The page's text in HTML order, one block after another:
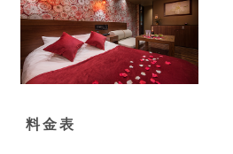
料金表